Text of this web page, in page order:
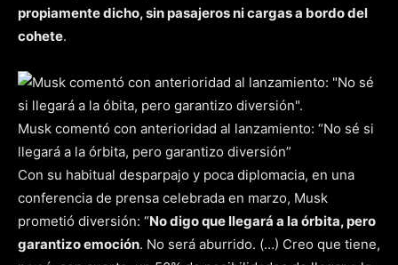
propiamente dicho, sin pasajeros ni cargas a bordo del
cohete.
Musk comentó con anterioridad al lanzamiento: “No sé si
llegará a la órbita, pero garantizo diversión”
Con su habitual desparpajo y poca diplomacia, en una
conferencia de prensa celebrada en marzo, Musk
prometió diversión: “No digo que llegará a la órbita, pero
garantizo emoción. No será aburrido. (…) Creo que tiene,